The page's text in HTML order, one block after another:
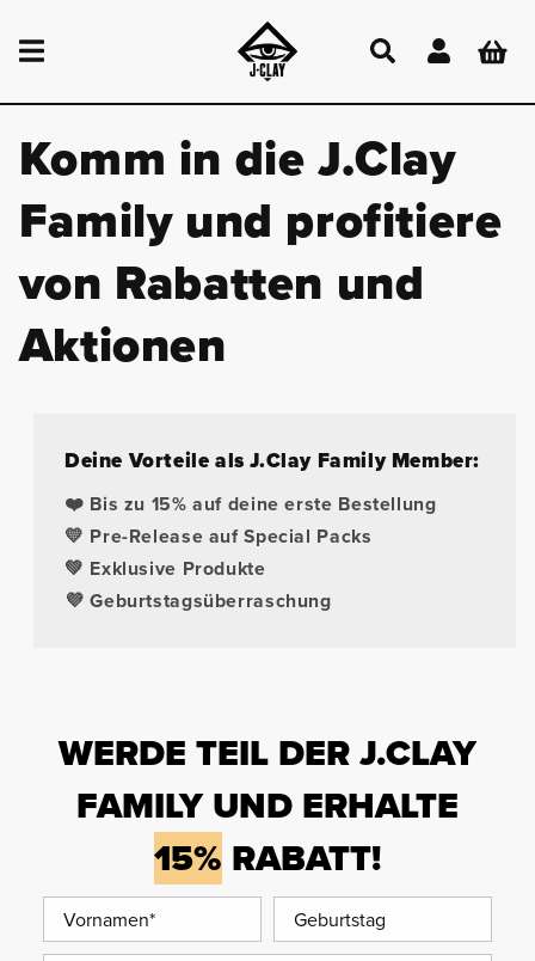
INHALT Einloggen
Komm in die J.Clay
Family und profitiere
von Rabatten und
Aktionen
Deine Vorteile als J.Clay Family Member:
❤️ Bis zu 15% auf deine erste Bestellung
💛 Pre-Release auf Special Packs
💚 Exklusive Produkte
💜 Geburtstagsüberraschung
WERDE TEIL DER J.CLAY
FAMILY UND ERHALTE
15% RABATT!